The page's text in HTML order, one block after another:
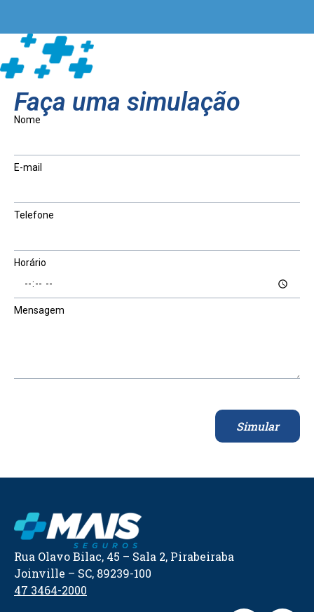
Faça uma simulação
Nome
E-mail
Telefone
Horário
Mensagem
Simular
Rua Olavo Bilac, 45 – Sala 2, Pirabeiraba
Joinville – SC, 89239-100
47 3464-2000